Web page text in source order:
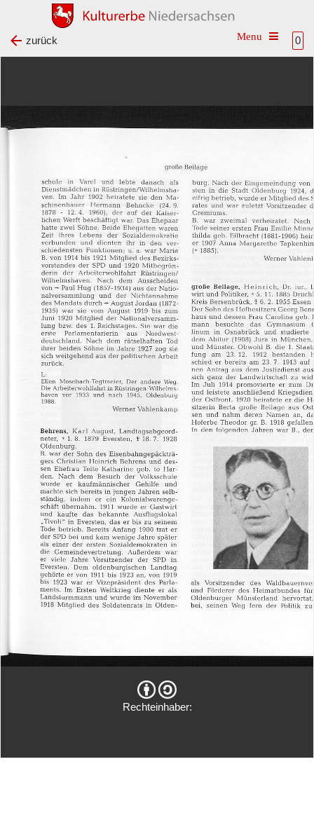
0
Toggle
zurück
Rechteinhaber: